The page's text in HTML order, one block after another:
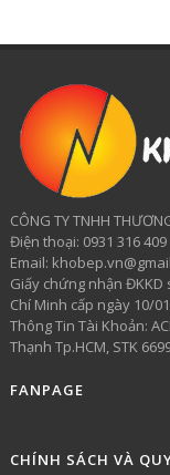
CÔNG TY TNHH
​Điện thoại: 0931 316 409
Email:
Giấy chứng nhận ĐKKD
Chí Minh cấp ngày 10/
Thông Tin Tài Khoản:
Thạnh Tp.HCM, STK
FANPAGE
CHÍNH SÁCH VÀ